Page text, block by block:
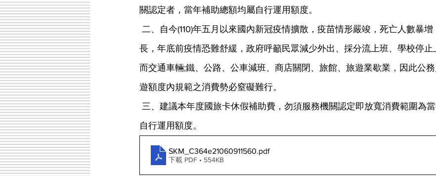
關認定者，當年補助總額均屬自行運用額度。
長，年底前疫情恐難舒緩，政府呼籲民眾減少外出、採分流上班、學校停
而交通車輛;鐵、公路、公車減班、商店關閉、旅館、旅遊業歇業，因此公
遊額度內規範之消費勢必窒礙難行。
自行運用額度。
SKM_C364e21060911560.pdf
下載 PDF • 554KB